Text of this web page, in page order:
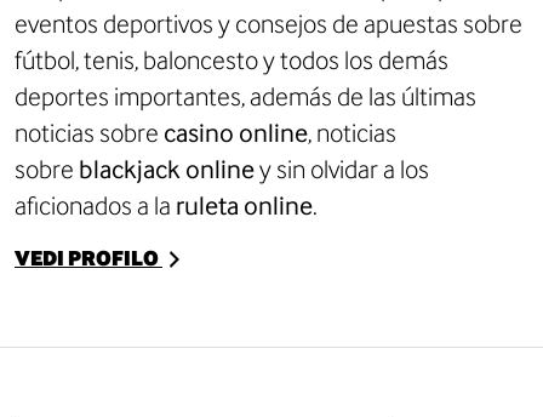
eventos deportivos y consejos de apuestas sobre
fútbol, tenis, baloncesto y todos los demás
deportes importantes, además de las últimas
noticias sobre casino online, noticias
sobre blackjack onliney sin olvidar a los
aficionados a la ruleta online.
VEDI PROFILO